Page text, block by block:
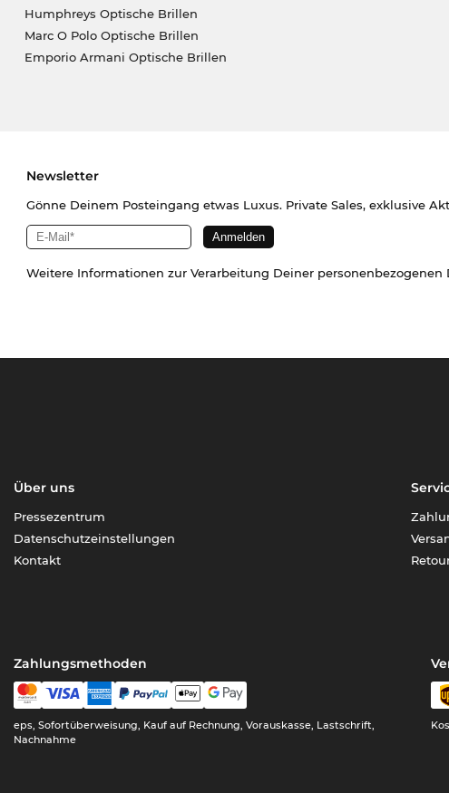
Humphreys Optische Brillen
Marc O Polo Optische Brillen
Emporio Armani Optische Brillen
Newsletter
Gönne Deinem Posteingang etwas Luxus. Private Sales, exklusive
Weitere Informationen zur Verarbeitung Deiner personenbezogenen
Über uns
Pressezentrum
Datenschutzeinstellungen
Kontakt
Zahlungsmethoden
eps, Sofortüberweisung, Kauf auf Rechnung, Vorauskasse, Lastschrift,
Nachnahme